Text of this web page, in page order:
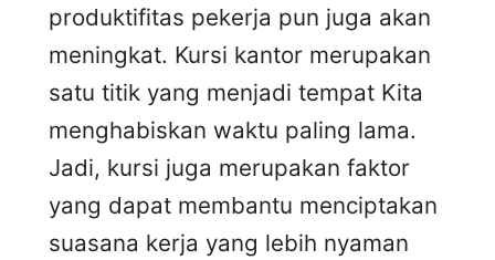
produktifitas pekerja pun juga akan
meningkat. Kursi kantor merupakan
satu titik yang menjadi tempat Kita
menghabiskan waktu paling lama.
Jadi, kursi juga merupakan faktor
yang dapat membantu menciptakan
suasana kerja yang lebih nyaman